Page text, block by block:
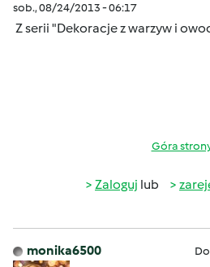
sob., 08/24/2013 - 06:17
Z serii "Dekoracje z warzyw i
Góra
Zaloguj lub
monika6500